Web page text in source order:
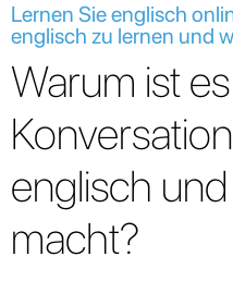
Lernen Sie englisch
englisch zu lernen und
Warum ist
englisch
macht?